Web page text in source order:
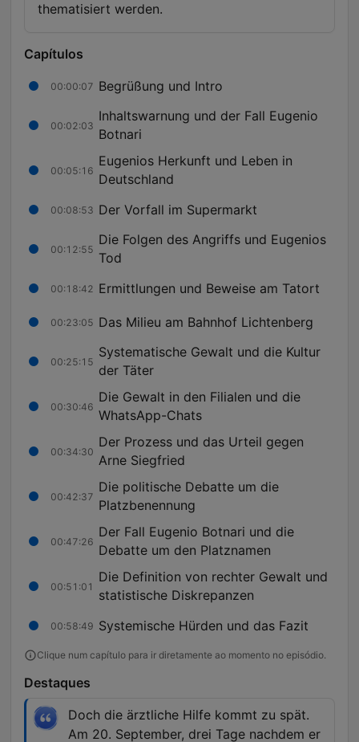
thematisiert werden.
Capítulos
00:00:07 Begrüßung und Intro
00:02:03
Inhaltswarnung und der Fall Eugenio
Botnari
00:05:16
Eugenios Herkunft und Leben in
Deutschland
00:08:53 Der Vorfall im Supermarkt
00:12:55
Die Folgen des Angriffs und Eugenios
Tod
00:18:42 Ermittlungen und Beweise am Tatort
00:23:05 Das Milieu am Bahnhof Lichtenberg
00:25:15
Systematische Gewalt und die Kultur
der Täter
00:30:46
Die Gewalt in den Filialen und die
WhatsApp-Chats
00:34:30
Der Prozess und das Urteil gegen
Arne Siegfried
00:42:37
Die politische Debatte um die
Platzbenennung
00:47:26
Der Fall Eugenio Botnari und die
Debatte um den Platznamen
00:51:01
Die Definition von rechter Gewalt und
statistische Diskrepanzen
00:58:49 Systemische Hürden und das Fazit
Clique num capítulo para ir diretamente ao momento no episódio.
Destaques
Doch die ärztliche Hilfe kommt zu spät.
Am 20. September, drei Tage nachdem er